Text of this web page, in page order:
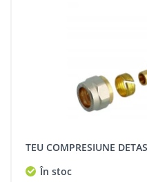
TEU COMPRESIUNE
În stoc